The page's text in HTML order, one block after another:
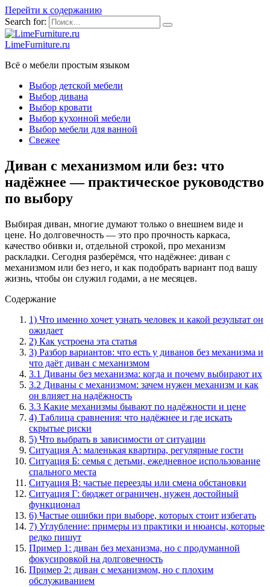
Перейти к содержанию
Search for:
LimeFurniture.ru
Всё о мебели простым языком
Выбор детской мебели
Выбор дивана
Выбор кровати
Выбор кухонной мебели
Выбор мебели для ванной
Свежее
Диван с механизмом или без: что
надёжнее — практическое руководство
по выбору
Выбирая диван, многие думают только о внешнем виде и
цене. Но долговечность — это про прочность каркаса,
качество обивки и, отдельной строкой, про механизм
раскладки. Сегодня разберёмся, что надёжнее: диван с
механизмом или без него, и как подобрать вариант под вашу
жизнь, чтобы он служил годами, а не месяцев.
Содержание
1) Что именно хочет узнать человек и какой результат он
ожидает
2) Как устроена эта статья
3) Разбор вариантов: что есть у диванов без механизма и
что даёт диван с механизмом
3.1 Диваны без механизма: когда и почему выбирают их
3.2 Диваны с механизмом: зачем нужен механизм и как
он влияет на надёжность
3.3 Какие механизмы бывают по надёжности и цене
4) Таблица сравнения: что надёжнее и где искать
скрытые риски
5) Что выбрать в зависимости от ситуации
Ситуация А: маленькая квартира, регулярные гости
Ситуация Б: семья с детьми, ежедневное использование
спального места
Ситуация В: частые переезды или смена обстановки
Ситуация Г: бюджет ограничен, нужен достойный
функционал
6) Частые ошибки при выборе, которых стоит избегать
7) Углубление: примеры из практики и нюансы, которые
редко пишут
Пример 1: диван без механизма, но с продуманной
фокусировкой на долговечность
Пример 2: диван с механизмом, но с плохим
обслуживанием